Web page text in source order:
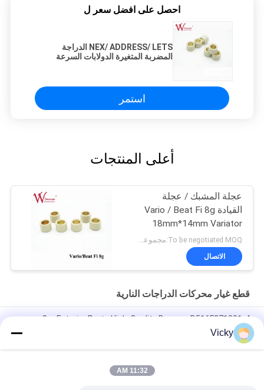
احصل على افضل سعر ل
NEX/ ADDRESS/ LETS الدراجة
المضربة المتغيرة الدولابات السرعة
استمر
أعلى المنتجات
عجلة المشبك / عجلة
القيادة Vario / Beat Fi 8g
18mm*14mm Variator
المطاط والسبائك
To be negotiated MOQ:مجموعات 500
الاتصال
قطع غيار محركات الدراجات النارية
Car Exterior Parts High-Quality Bumper B516F271301-4
CHANAN OSHAN​ Z6 Starry White
محرك بداية هوندا EX5 قطع غيار محرك دراجة نارية رخيصة بالجملة مع
Vicky
11:32 AM